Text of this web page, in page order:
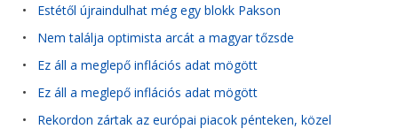
• Estétől újraindulhat még egy blokk Pakson
• Nem találja optimista arcát a magyar tőzsde
• Ez áll a meglepő inflációs adat mögött
• Ez áll a meglepő inflációs adat mögött
• Rekordon zártak az európai piacok pénteken, közel